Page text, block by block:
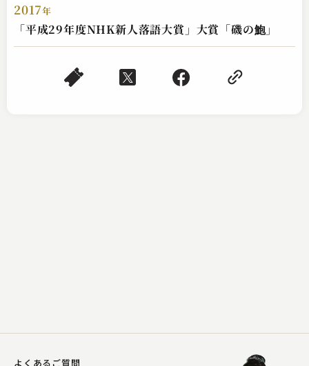
片棒
2024.04.04 | 16分
2017年
「平成29年度NHK新人落語大賞」大賞「磯の鮑」
よくあるご質問